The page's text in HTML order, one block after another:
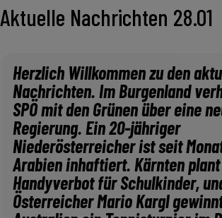
Aktuelle Nachrichten 28.01
Herzlich Willkommen zu den
Nachrichten. Im Burgenland
SPÖ mit den Grünen über eine
Regierung. Ein 20-jähriger
Niederösterreicher ist seit
Arabien inhaftiert. Kärnten
Handyverbot für Schulkinder,
Österreicher Mario Kargl